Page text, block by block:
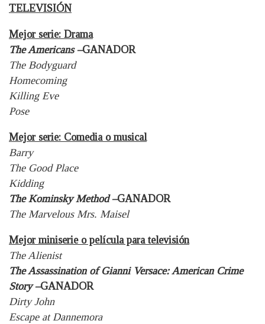
TELEVISIÓN
Mejor serie: Drama
The Americans –GANADOR
The Bodyguard
Homecoming
Killing Eve
Pose
Mejor serie: Comedia o musical
Barry
The Good Place
Kidding
The Kominsky Method –GANADOR
The Marvelous Mrs. Maisel
Mejor miniserie o película para televisión
The Alienist
The Assassination of Gianni Versace: American Crime
Story –GANADOR
Dirty John
Escape at Dannemora